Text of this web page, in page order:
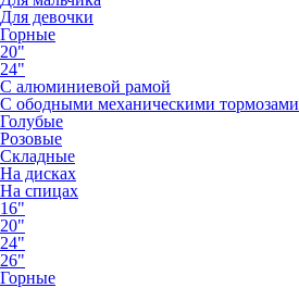
Для девочки
Горные
20"
24"
С алюминиевой рамой
С ободными механическими тормозами
Голубые
Розовые
Складные
На дисках
На спицах
16"
20"
24"
26"
Горные